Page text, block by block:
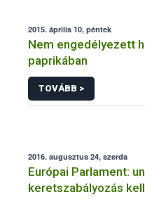
2015. április 10, péntek
Nem engedélyezett
paprikában
TOVÁBB >
2016. augusztus 24, szerda
Európai Parlament:
keretszabályozás